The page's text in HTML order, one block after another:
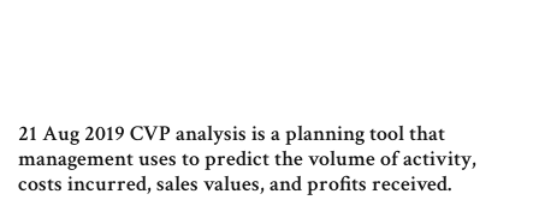
21 Aug 2019 CVP analysis is a planning tool that
management uses to predict the volume of activity,
costs incurred, sales values, and profits received.